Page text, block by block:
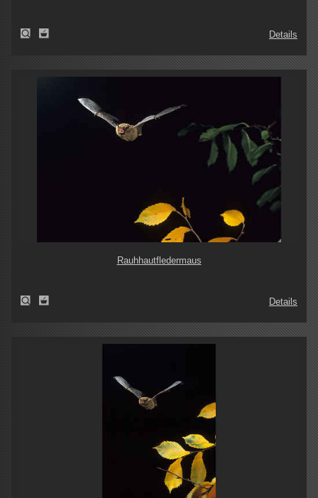
Details
Rauhhautfledermaus
Details